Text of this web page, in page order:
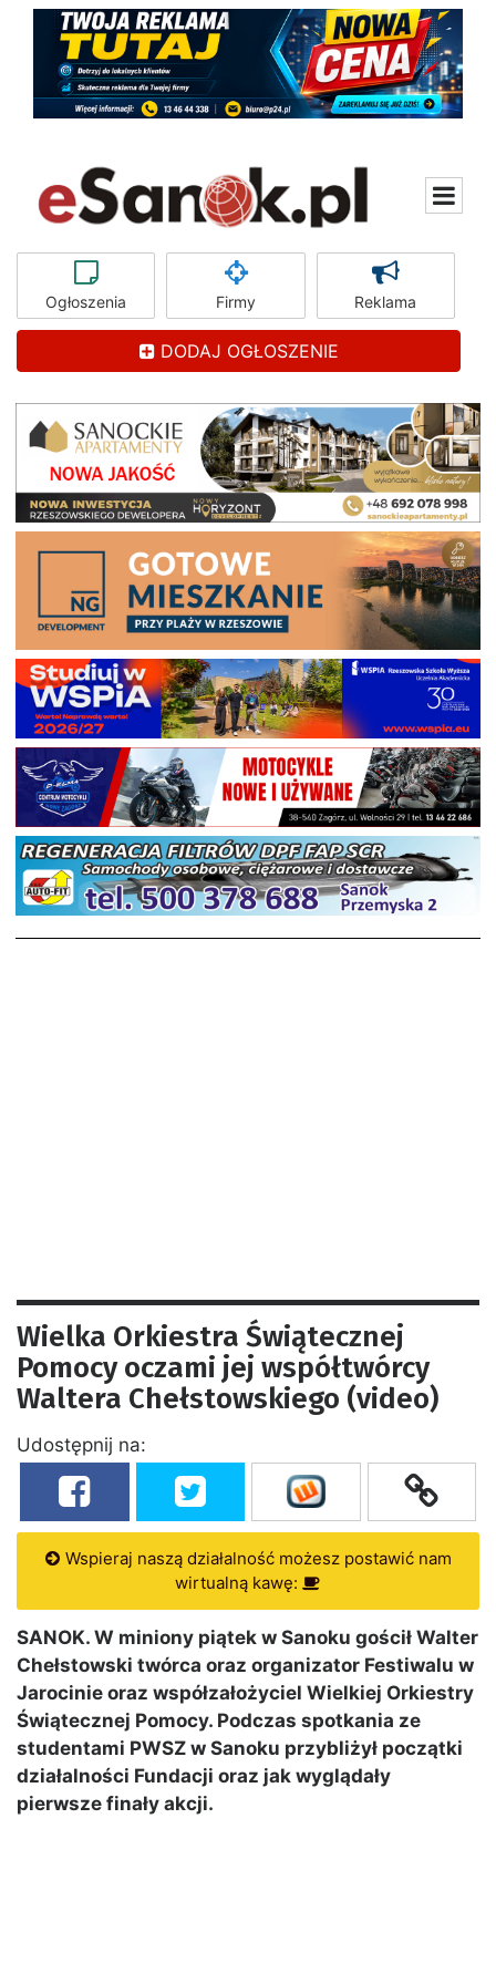
Ogłoszenia Firmy Reklama
DODAJ OGŁOSZENIE
Wielka Orkiestra Świątecznej
Pomocy oczami jej współtwórcy
Waltera Chełstowskiego (video)
Udostępnij na:
Wspieraj naszą działalność możesz postawić nam
wirtualną kawę:
SANOK. W miniony piątek w Sanoku gościł Walter
Chełstowski twórca oraz organizator Festiwalu w
Jarocinie oraz współzałożyciel Wielkiej Orkiestry
Świątecznej Pomocy. Podczas spotkania ze
studentami PWSZ w Sanoku przybliżył początki
działalności Fundacji oraz jak wyglądały
pierwsze finały akcji.